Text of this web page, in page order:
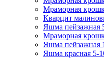
Мраморная
Кварцит
Яшма пейзажная
Мраморная
Яшма пейзажная
Яшма красная 5-